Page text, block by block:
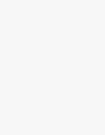
Urbaser a
exploite,